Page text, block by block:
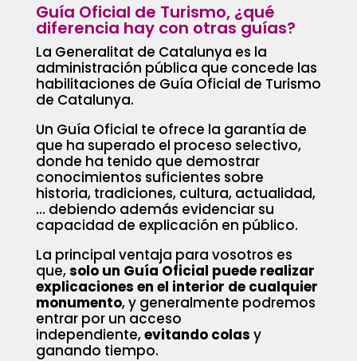
Guía Oficial de Turismo, ¿qué
diferencia hay con otras guías?
La Generalitat de Catalunya es la
administración pública que concede las
habilitaciones de Guía Oficial de Turismo
de Catalunya.
Un Guía Oficial te ofrece la garantía de
que ha superado el proceso selectivo,
donde ha tenido que demostrar
conocimientos suficientes sobre
historia, tradiciones, cultura, actualidad,
… debiendo además evidenciar su
capacidad de explicación en público.
La principal ventaja para vosotros es
que,solo un Guía Oficial puede realizar
explicaciones en el interior de cualquier
monumento, y generalmente podremos
entrar por un acceso
independiente,evitando colas y
ganando tiempo.